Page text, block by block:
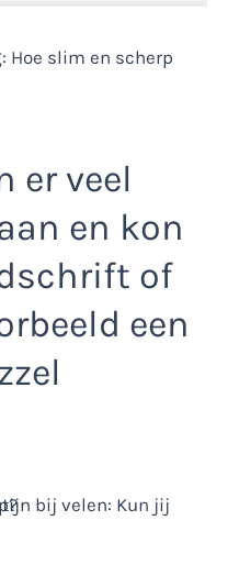
er veel
en kon
of
een